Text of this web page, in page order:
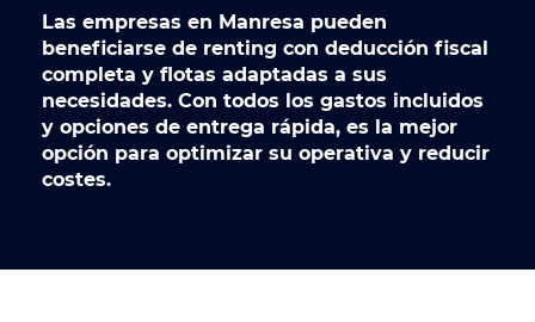
Las empresas en Manresa pueden
beneficiarse de renting con deducción fiscal
completa y flotas adaptadas a sus
necesidades. Con todos los gastos incluidos
y opciones de entrega rápida, es la mejor
opción para optimizar su operativa y reducir
costes.